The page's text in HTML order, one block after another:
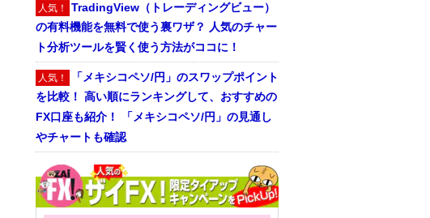
人気！ TradingView（トレーディングビュー）
の有料機能を無料で使う裏ワザ？ 人気のチャー
ト分析ツールを賢く使う方法がココに！
人気！ 「メキシコペソ/円」のスワップポイント
を比較！ 高い順にランキングして、おすすめの
FX口座も紹介！ 「メキシコペソ/円」の見通し
やチャートも確認